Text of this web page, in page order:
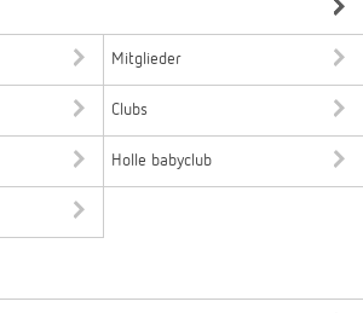
Mitglieder
Clubs
Holle babyclub